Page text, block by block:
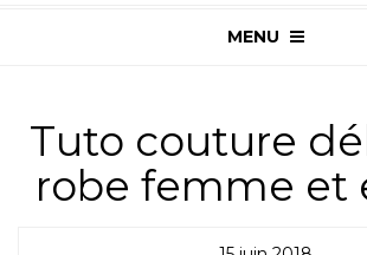
MENU
Tuto couture
robe femme et